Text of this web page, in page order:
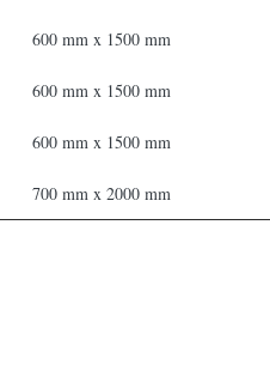
600 mm x 1500 mm
600 mm x 1500 mm
600 mm x 1500 mm
700 mm x 2000 mm